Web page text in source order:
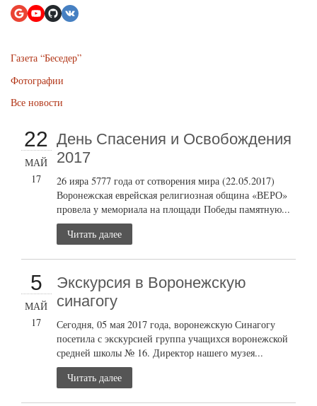
Газета “Беседер”
Фотографии
Все новости
22
МАЙ
17
День Спасения и Освобождения
2017
26 ияра 5777 года от сотворения мира (22.05.2017)
Воронежская еврейская религиозная община «ВЕРО»
провела у мемориала на площади Победы памятную...
Читать далее
5
МАЙ
17
Экскурсия в Воронежскую
синагогу
Сегодня, 05 мая 2017 года, воронежскую Синагогу
посетила с экскурсией группа учащихся воронежской
средней школы № 16. Директор нашего музея...
Читать далее